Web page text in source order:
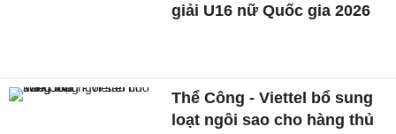
giải U16 nữ Quốc gia 2026
Thể Công - Viettel bổ sung
loạt ngôi sao cho hàng thủ